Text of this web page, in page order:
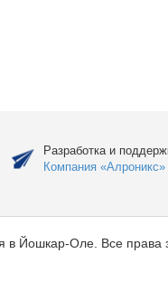
Разработка и
Компания «Алроникс»
в Йошкар-Оле. Все